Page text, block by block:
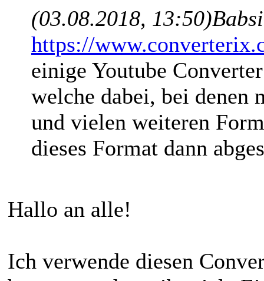
(03.08.2018, 13:50)
https://
einige Youtube
welche dabei, bei denen
und vielen weiteren
dieses Format dann
Hallo an alle!
Ich verwende diesen